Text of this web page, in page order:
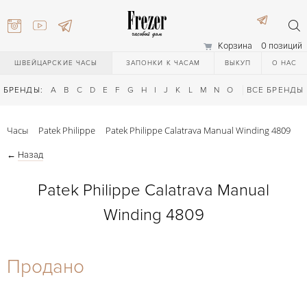
Корзина 0 позиций
ШВЕЙЦАРСКИЕ ЧАСЫ ЗАПОНКИ К ЧАСАМ ВЫКУП О НАС
БРЕНДЫ: A B C D E F G H I J K L M N O Q R S T
ВСЕ БРЕНДЫ
27-44
Часы Patek Philippe Patek Philippe Calatrava Manual Winding 4809
← Назад
Patek Philippe Calatrava Manual
Winding 4809
Продано